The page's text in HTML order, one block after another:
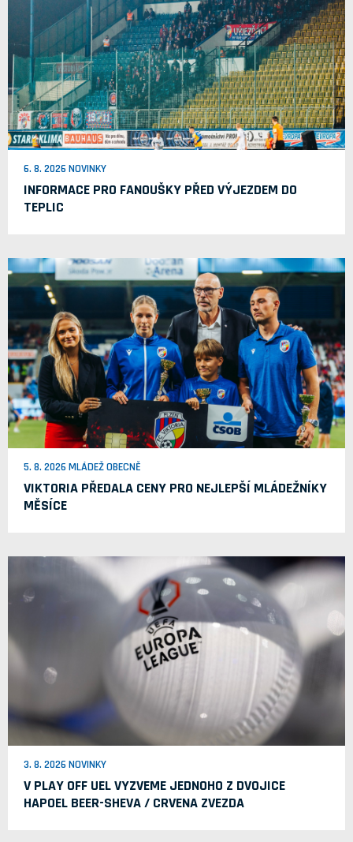
6. 8. 2026 NOVINKY
INFORMACE PRO FANOUŠKY PŘED VÝJEZDEM DO
TEPLIC
5. 8. 2026 MLÁDEŽ OBECNĚ
VIKTORIA PŘEDALA CENY PRO NEJLEPŠÍ MLÁDEŽNÍKY
MĚSÍCE
3. 8. 2026 NOVINKY
V PLAY OFF UEL VYZVEME JEDNOHO Z DVOJICE
HAPOEL BEER-SHEVA / CRVENA ZVEZDA